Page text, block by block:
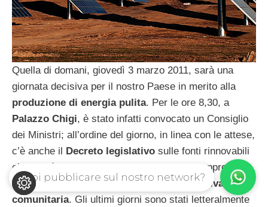
Quella di domani, giovedì 3 marzo 2011, sarà una
giornata decisiva per il nostro Paese in merito alla
produzione di energia pulita. Per le ore 8,30, a
Palazzo Chigi, è stato infatti convocato un Consiglio
dei Ministri; all’ordine del giorno, in linea con le attese,
c’è anche il Decreto legislativo sulle fonti rinnovabili
che dovrà essere esaminato, discusso ed approvato
al fine di “allineare” l’Italia alla relativadirettiva
comunitaria. Gli ultimi giorni sono stati letteralmente
Vuoi pubblicare sul nostro network?